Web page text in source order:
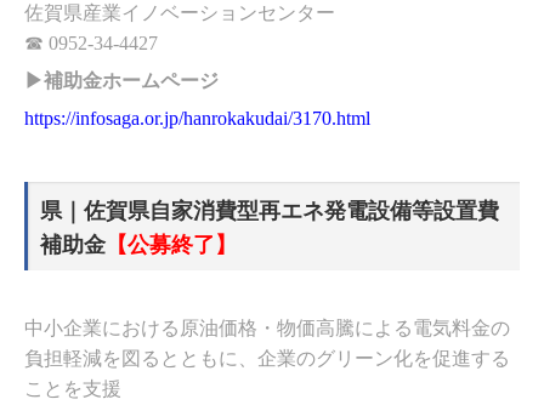
佐賀県産業イノベーションセンター
☎ 0952-34-4427
▶補助金ホームページ
https://infosaga.or.jp/hanrokakudai/3170.html
県｜佐賀県自家消費型再エネ発電設備等設置費
補助金 【公募終了】
中小企業における原油価格・物価高騰による電気料金の
負担軽減を図るとともに、企業のグリーン化を促進する
ことを支援